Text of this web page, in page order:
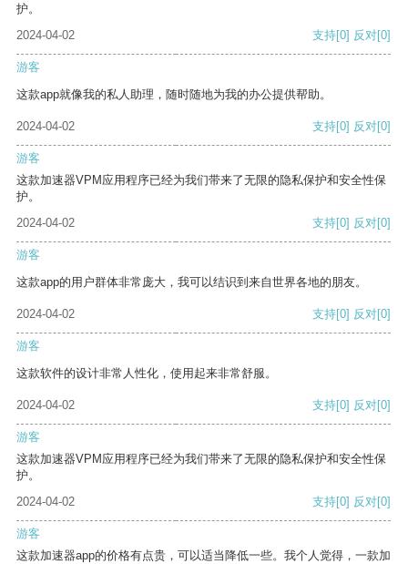
护。
2024-04-02
支持[0] 反对[0]
游客
这款app就像我的私人助理，随时随地为我的办公提供帮助。
2024-04-02 支持[0] 反对[0]
游客
这款加速器VPM应用程序已经为我们带来了无限的隐私保护和安全性保
护。
2024-04-02
支持[0] 反对[0]
游客
这款app的用户群体非常庞大，我可以结识到来自世界各地的朋友。
2024-04-02 支持[0] 反对[0]
游客
这款软件的设计非常人性化，使用起来非常舒服。
2024-04-02 支持[0] 反对[0]
游客
这款加速器VPM应用程序已经为我们带来了无限的隐私保护和安全性保
护。
2024-04-02
支持[0] 反对[0]
游客
这款加速器app的价格有点贵，可以适当降低一些。我个人觉得，一款加